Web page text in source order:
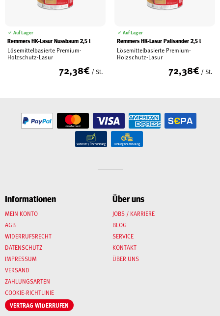
Auf Lager
Remmers HK-Lasur Nussbaum 2,5 l
Lösemittelbasierte Premium-
Holzschutz-Lasur
72,38€ / St.
Auf Lager
Remmers HK-Lasur Palisander 2,5 l
Lösemittelbasierte Premium-
Holzschutz-Lasur
72,38€ / St.
Informationen
MEIN KONTO
AGB
WIDERRUFSRECHT
DATENSCHUTZ
IMPRESSUM
VERSAND
ZAHLUNGSARTEN
COOKIE-RICHTLINIE
VERTRAG WIDERRUFEN
Über uns
JOBS / KARRIERE
BLOG
SERVICE
KONTAKT
ÜBER UNS